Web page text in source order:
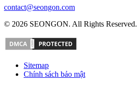
contact@seongon.com
© 2026 SEONGON. All Rights Reserved.
Sitemap
Chính sách bảo mật